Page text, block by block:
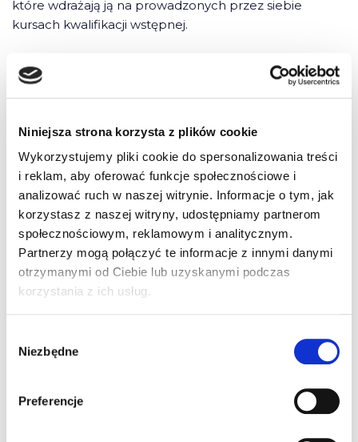
Niniejsza strona korzysta z plików cookie
Wykorzystujemy pliki cookie do spersonalizowania treści
i reklam, aby oferować funkcje społecznościowe i
analizować ruch w naszej witrynie. Informacje o tym, jak
korzystasz z naszej witryny, udostępniamy partnerom
społecznościowym, reklamowym i analitycznym.
Partnerzy mogą połączyć te informacje z innymi danymi
otrzymanymi od Ciebie lub uzyskanymi podczas
korzystania z ich usług.
zgody
Niezbędne
Preferencje
które wdrażają ją na prowadzonych przez siebie
kursach kwalifikacji wstępnej.
3 komentarze do “Wrzesień Nr
Pingback: naakte tieten
Pingback: สล็อตวอเลท
Pingback:ข่าวบอล